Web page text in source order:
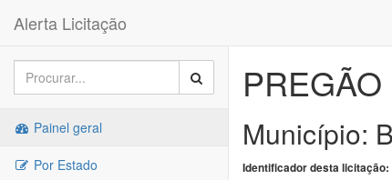
Alerta Licitação
Painel geral
Por Estado
Município:
Identificador desta licitação: